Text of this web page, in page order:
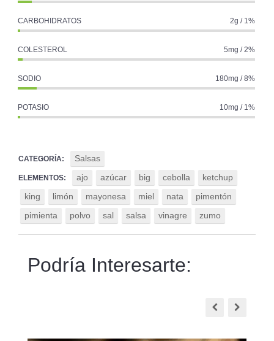
CARBOHIDRATOS 2g / 1%
COLESTEROL 5mg / 2%
SODIO 180mg / 8%
POTASIO 10mg / 1%
CATEGORÍA: Salsas
ELEMENTOS: ajo azúcar big cebolla
ketchup
king
limón mayonesa miel nata
pimentón
pimienta
polvo sal salsa vinagre zumo
Podría Interesarte: